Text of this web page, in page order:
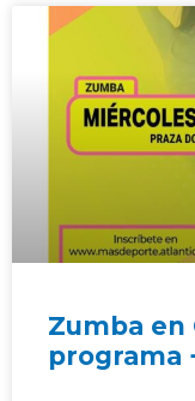
Zumba en
programa